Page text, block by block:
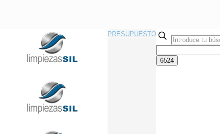
Llama Ahora Sin Compromiso
91 433 08 95
PRESUPUESTO